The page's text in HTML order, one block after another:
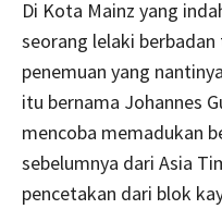
Di Kota Mainz yang
seorang lelaki
penemuan yang
itu bernama Johannes
mencoba memadukan
sebelumnya dari Asia
pencetakan dari blok